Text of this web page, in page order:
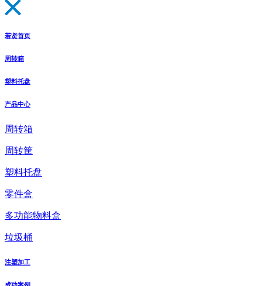
若贤首页
周转箱
塑料托盘
产品中心
周转箱
周转筐
塑料托盘
零件盒
多功能物料盒
垃圾桶
注塑加工